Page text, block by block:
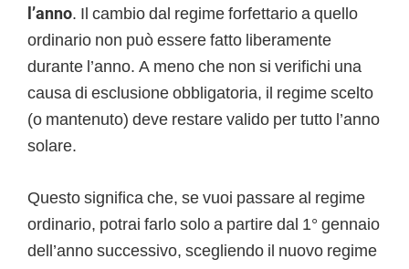
l’anno. Il cambio dal regime forfettario a quello
ordinario non può essere fatto liberamente
durante l’anno. A meno che non si verifichi una
causa di esclusione obbligatoria, il regime scelto
(o mantenuto) deve restare valido per tutto l’anno
solare.
Questo significa che, se vuoi passare al regime
ordinario, potrai farlo solo a partire dal 1° gennaio
dell’anno successivo, scegliendo il nuovo regime